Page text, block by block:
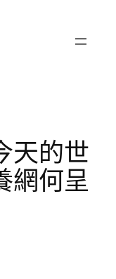
天的世
網何呈